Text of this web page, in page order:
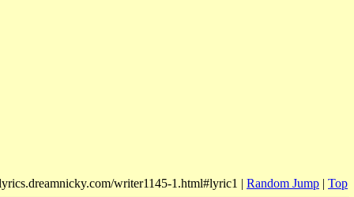
writer1145-1.html#lyric1 | Random Jump | Top